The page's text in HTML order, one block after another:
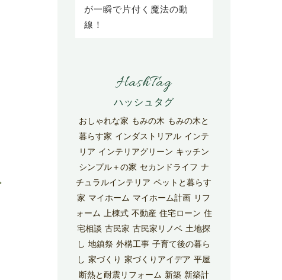
が一瞬で片付く魔法の動
線！
HashTag
おしゃれな家 もみの木 もみの木と
暮らす家 インダストリアル インテ
リア インテリアグリーン キッチン
シンプル＋の家 セカンドライフ ナ
チュラルインテリア ペットと暮らす
家 マイホーム マイホーム計画 リフ
ォーム
上棟式 不動産 住宅ローン 住
宅相談 古民家 古民家リノベ 土地探
し 地鎮祭 外構工事 子育て後の暮ら
し 家づくり 家づくりアイデア 平屋
断熱と耐震リフォーム 新築 新築計